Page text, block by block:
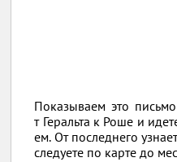
Показываем это
т Геральта к Роше и
ем. От последнего
следуете по карте до